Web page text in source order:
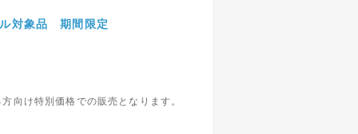
対象品 期間限定
向け特別価格での販売となります。